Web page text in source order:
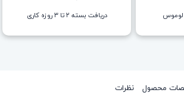
لوموس دریافت بسته ۲ تا ۳ روزه کاری
محصول نظرات